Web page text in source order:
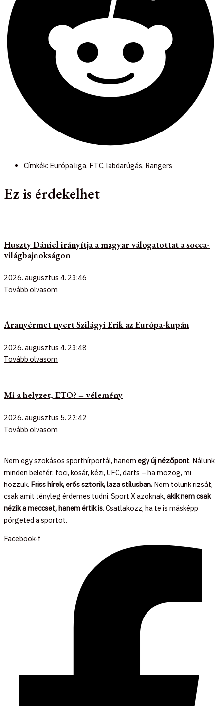
Címkék: Európa liga, FTC, labdarúgás, Rangers
Ez is érdekelhet
Huszty Dániel irányítja a magyar válogatottat a socca-
világbajnokságon
2026. augusztus 4. 23:46
Tovább olvasom
Aranyérmet nyert Szilágyi Erik az Európa-kupán
2026. augusztus 4. 23:48
Tovább olvasom
Mi a helyzet, ETO? – vélemény
2026. augusztus 5. 22:42
Tovább olvasom
Nem egy szokásos sporthírportál, hanem egy új nézőpont. Nálunk
minden belefér: foci, kosár, kézi, UFC, darts – ha mozog, mi
hozzuk. Friss hírek, erős sztorik, laza stílusban. Nem tolunk rizsát,
csak amit tényleg érdemes tudni. Sport X azoknak, akik nem csak
nézik a meccset, hanem értik is. Csatlakozz, ha te is másképp
pörgeted a sportot.
Facebook-f